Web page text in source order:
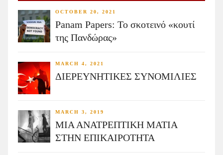
OCTOBER 20, 2021
Panam Papers: Το σκοτεινό «κουτί
της Πανδώρας»
MARCH 4, 2021
ΔΙΕΡΕΥΝΗΤΙΚΕΣ ΣΥΝΟΜΙΛΙΕΣ
MARCH 3, 2019
ΜΙΑ ΑΝΑΤΡΕΠΤΙΚΗ ΜΑΤΙΑ
ΣΤΗΝ ΕΠΙΚΑΙΡΟΤΗΤΑ